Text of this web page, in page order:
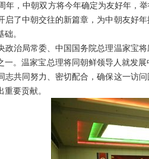
，中朝双方将今年确定为友好年，举
启了中朝交往的新篇章，为中朝友好
。
局常委、中国国务院总理温家宝将
一。温家宝总理将同朝鲜领导人就发
志共同努力、密切配合，确保这一访
要贡献。